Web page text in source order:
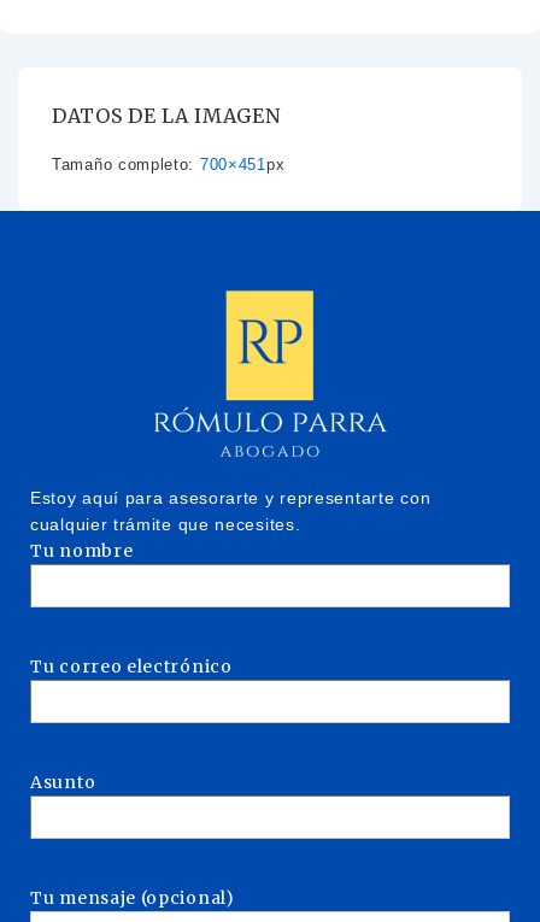
DATOS DE LA IMAGEN
Tamaño completo: 700×451px
Estoy aquí para asesorarte y representarte con
cualquier trámite que necesites.
Tu nombre
Tu correo electrónico
Asunto
Tu mensaje (opcional)